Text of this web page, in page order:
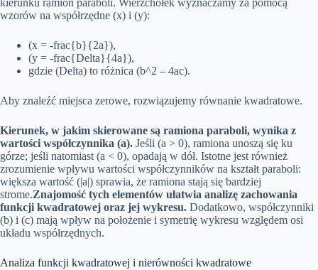
kierunku ramion paraboli. Wierzchołek wyznaczamy za pomocą
wzorów na współrzędne (x) i (y):
(x = -frac{b}{2a}),
(y = -frac{Delta}{4a}),
gdzie (Delta) to różnica (b^2 – 4ac).
Aby znaleźć miejsca zerowe, rozwiązujemy równanie kwadratowe.
Kierunek, w jakim skierowane są ramiona paraboli, wynika z
wartości współczynnika (a). Jeśli (a > 0), ramiona unoszą się ku
górze; jeśli natomiast (a < 0), opadają w dół. Istotne jest również
zrozumienie wpływu wartości współczynników na kształt paraboli:
większa wartość (|a|) sprawia, że ramiona stają się bardziej
strome.Znajomość tych elementów ułatwia analizę zachowania
funkcji kwadratowej oraz jej wykresu. Dodatkowo, współczynniki
(b) i (c) mają wpływ na położenie i symetrię wykresu względem osi
układu współrzędnych.
Analiza funkcji kwadratowej i nierówności kwadratowe